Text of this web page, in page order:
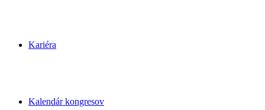
Kariéra
Kalendár kongresov